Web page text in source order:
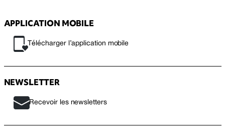
APPLICATION MOBILE
Télécharger l’application mobile
NEWSLETTER
Recevoir les newsletters